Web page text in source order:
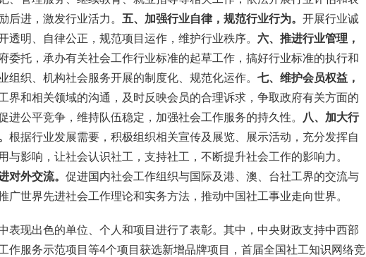
后进，激发行业活力。 五、加强行业自律，规范行业行为。 开展行业诚
透明、自律公正，规范项目运作，维护行业秩序。 六、推进行业管理，
委托，承办有关社会工作行业标准的起草工作，搞好行业标准的执行和
组织、机构社会服务开展的制度化、规范化运作。 七、维护会员权益，
界和相关领域的沟通，及时反映会员的合理诉求，争取政府有关方面的
进公平竞争，维持队伍稳定，加强社会工作服务的持久性。
八、加大行
根据行业发展需要，积极组织相关宣传及展览、展示活动，充分发挥自
与影响，让社会认识社工，支持社工，不断提升社会工作的影响力。
对外交流。 促进国内社会工作组织与国际及港、澳、台社工界的交流与
广世界先进社会工作理论和实务方法，推动中国社工事业走向世界。
表现出色的单位、个人和项目进行了表彰。其中，中央财政支持中西部
作服务示范项目等4个项目获选新增品牌项目，首届全国社工知识网络竞